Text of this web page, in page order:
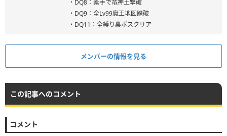
・DQ8：素手で竜神王撃破
・DQ9：全Lv99魔王地図踏破
・DQ11：全縛り裏ボスクリア
メンバーの情報を見る
この記事へのコメント
コメント